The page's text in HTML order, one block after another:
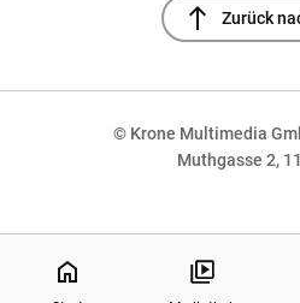
north Zurück
© Krone Multimedia
Muthgasse 2,
home
NaN%